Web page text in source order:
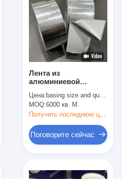
Лента из
алюминиевой
основе акрила и
резины на основе
растворителя
Цена: basing size and quantity
MOQ:6000 кв. М.
Поговорите сейчас